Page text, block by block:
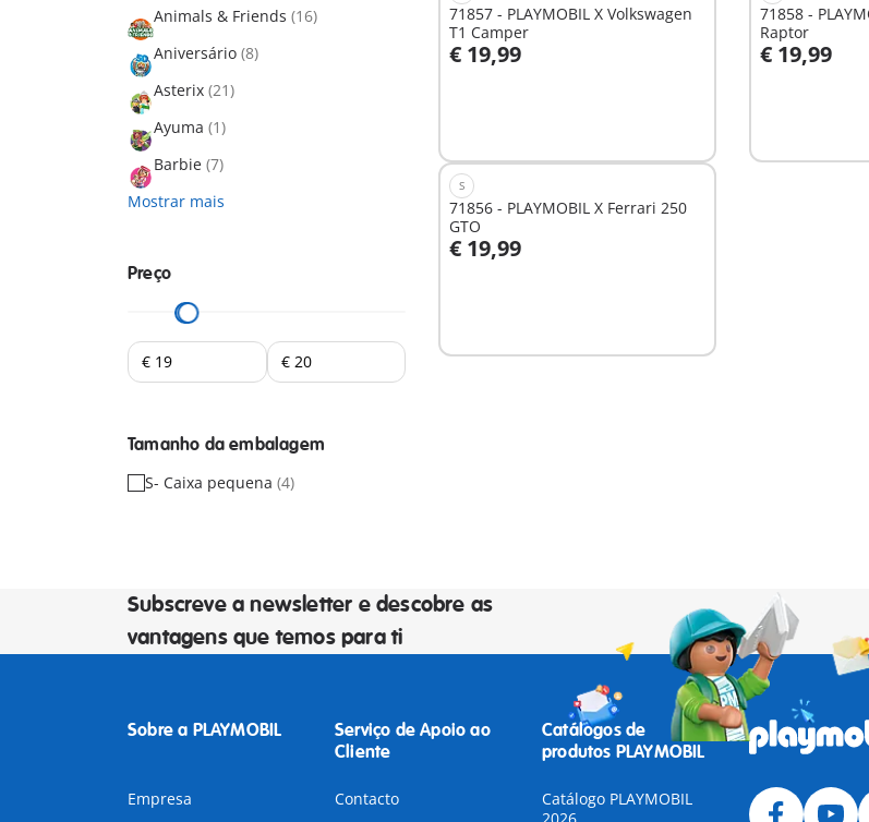
Animals & Friends (16)
Aniversário (8)
Asterix (21)
Ayuma (1)
Barbie (7)
Mostrar mais
Preço
Tamanho da embalagem
S- Caixa pequena (4)
71857 - PLAYMOBIL X Volkswagen
T1 Camper
€ 19,99
Ao carrinho
71858 -
Raptor
€ 19,99
Ao carrinho
S
71856 - PLAYMOBIL X Ferrari 250
GTO
€ 19,99
Subscreve a newsletter e descobre as
vantagens que temos para ti
Sobre a PLAYMOBIL
Empresa
Serviço de Apoio ao
Cliente
Contacto
Catálogos de
produtos PLAYMOBIL
Catálogo PLAYMOBIL